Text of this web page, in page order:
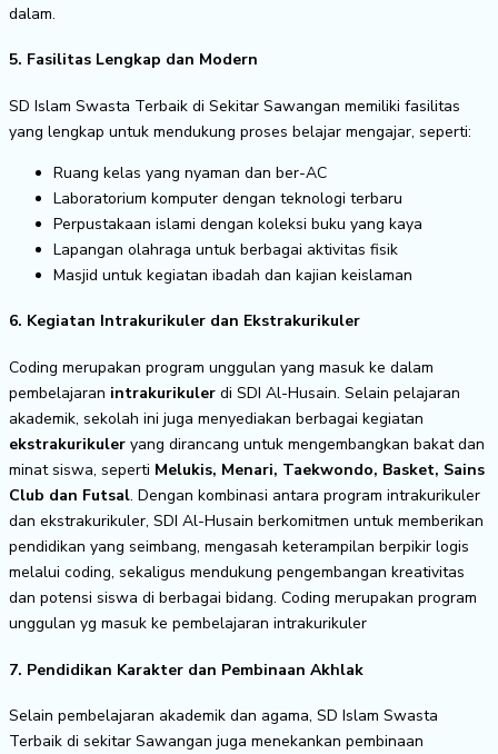
dalam.
5. Fasilitas Lengkap dan Modern
SD Islam Swasta Terbaik di Sekitar Sawangan memiliki fasilitas
yang lengkap untuk mendukung proses belajar mengajar, seperti:
Ruang kelas yang nyaman dan ber-AC
Laboratorium komputer dengan teknologi terbaru
Perpustakaan islami dengan koleksi buku yang kaya
Lapangan olahraga untuk berbagai aktivitas fisik
Masjid untuk kegiatan ibadah dan kajian keislaman
6. Kegiatan Intrakurikuler dan Ekstrakurikuler
Coding merupakan program unggulan yang masuk ke dalam
pembelajaran intrakurikuler di SDI Al-Husain. Selain pelajaran
akademik, sekolah ini juga menyediakan berbagai kegiatan
ekstrakurikuler yang dirancang untuk mengembangkan bakat dan
minat siswa, seperti Melukis, Menari, Taekwondo, Basket, Sains
Club dan Futsal. Dengan kombinasi antara program intrakurikuler
dan ekstrakurikuler, SDI Al-Husain berkomitmen untuk memberikan
pendidikan yang seimbang, mengasah keterampilan berpikir logis
melalui coding, sekaligus mendukung pengembangan kreativitas
dan potensi siswa di berbagai bidang. Coding merupakan program
unggulan yg masuk ke pembelajaran intrakurikuler
7. Pendidikan Karakter dan Pembinaan Akhlak
Selain pembelajaran akademik dan agama, SD Islam Swasta
Terbaik di sekitar Sawangan juga menekankan pembinaan